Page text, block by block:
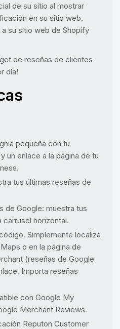
de su sitio al mostrar
en su sitio web.
su sitio web de Shopify
de reseñas de clientes
día!
pequeña con tu
un enlace a la página de tu
tus últimas reseñas de
de Google: muestra tus
carrusel horizontal.
Simplemente localiza
o en la página de
(reseñas de Google
Importa reseñas
con Google My
Merchant Reviews.
Reputon Customer